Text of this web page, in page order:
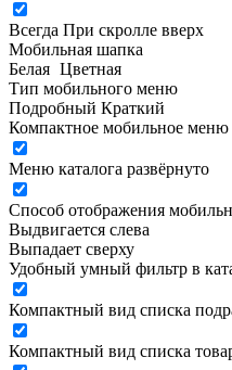
Всегда При скролле вверх
Мобильная шапка
Белая Цветная
Тип мобильного меню
Подробный Краткий
Компактное мобильное меню
Меню каталога развёрнуто
Способ отображения
Выдвигается слева
Выпадает сверху
Удобный умный фильтр в
Компактный вид списка
Компактный вид списка